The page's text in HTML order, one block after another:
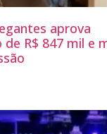
aprova
R$ 847 mil e